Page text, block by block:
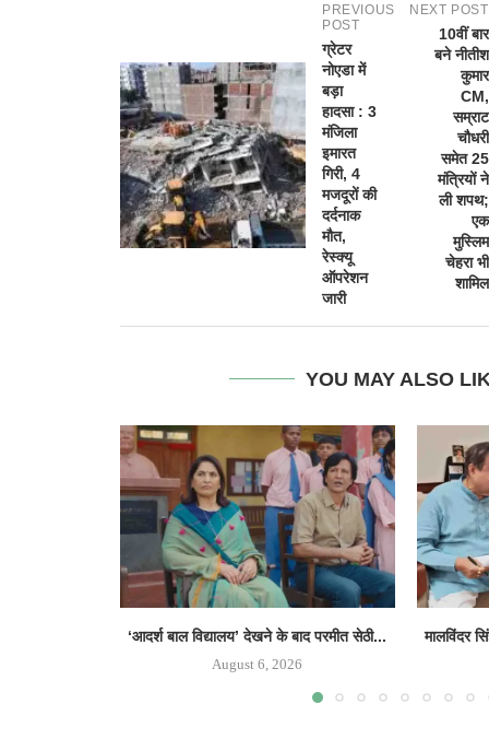
PREVIOUS
POST
ग्रेटर
नोएडा में
बड़ा
हादसा : 3
मंजिला
इमारत
गिरी, 4
मजदूरों की
दर्दनाक
मौत,
रेस्क्यू
ऑपरेशन
जारी
NEXT POST
10वीं बार
बने नीतीश
कुमार
CM,
सम्राट
चौधरी
समेत 25
मंत्रियों ने
ली शपथ;
एक
मुस्लिम
चेहरा भी
शामिल
YOU MAY ALSO
‘आदर्श बाल विद्यालय’ देखने के बाद परमीत सेठी...
August 6, 2026
मालविंदर